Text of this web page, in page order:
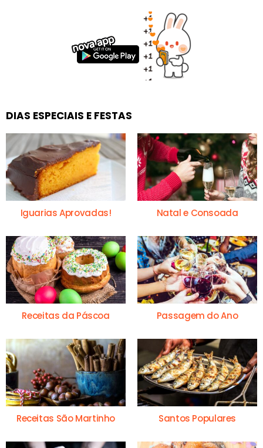
DIAS ESPECIAIS E FESTAS
Iguarias Aprovadas! Natal e Consoada
Receitas da Páscoa Passagem do Ano
Receitas São Martinho Santos Populares